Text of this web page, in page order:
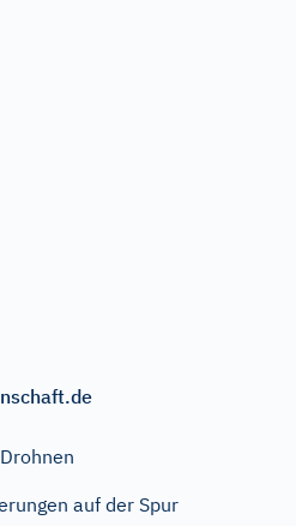
auf der Spur